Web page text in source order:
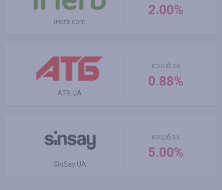
iHerb.com
2.00%
ATB UA
кэшбэк
0.88%
SinSay UA
кэшбэк
5.00%